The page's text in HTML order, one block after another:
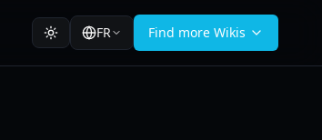
FR Find more Wikis